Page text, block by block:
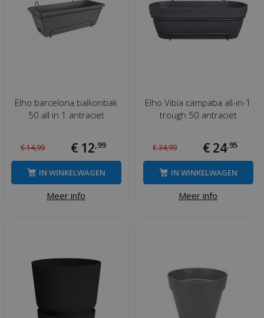
Elho barcelona balkonbak
50 all in 1 antraciet
€14,99 € 12 99
Meer info
IN WINKELWAGEN
Elho Vibia campaba all-in-1
trough 50 antraciet
€34,99 € 24 95
Meer info
IN WINKELWAGEN